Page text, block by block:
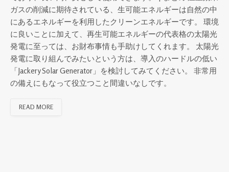
ガスの削減に期待されている、生可能エネルギーは自然の中
にあるエネルギーを利用したクリーンエネルギーです。 環境
に良いことに加えて、再生可能エネルギーの代表格の太陽光
発電に至っては、お財布事情も手助けしてくれます。 太陽光
発電に取り組んでみたいという方は、導入のハードルの低い
「Jackery Solar Generator」を検討してみてください。 非常用
の備えにもなって役立つこと間違いなしです。
READ MORE